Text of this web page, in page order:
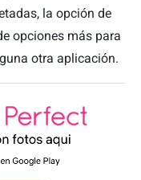
la opción de
opciones más para
otra aplicación.